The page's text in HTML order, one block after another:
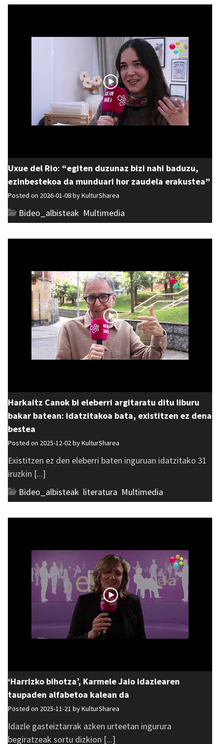
Uxue del Rio: “egiten duzunaz bizi nahi baduzu,
ezinbestekoa da munduari hor zaudela erakustea”
Posted on 2026-01-08 byKulturSharea
Bideo_albisteak Multimedia
Harkaitz Canok bi eleberri argitaratu ditu liburu
bakar batean: idatzitakoa bata, existitzen ez dena
bestea
Posted on 2025-12-02 byKulturSharea
Existitzen ez den eleberri baten inguruan idatzitako 31
iruzkin [...]
Bideo_albisteak literatura Multimedia
‘Harrizko bihotza’, Karmele Jaio idazlearen
taupaden alfabetoa kalean da
Posted on 2025-11-21 byKulturSharea
Idazle gasteiztarrak azken urteetan ingurura
begiratzeak sortu dizkion [...]